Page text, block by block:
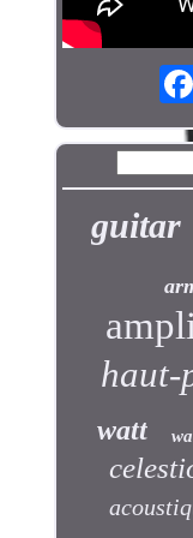
guitar
haut-
watt